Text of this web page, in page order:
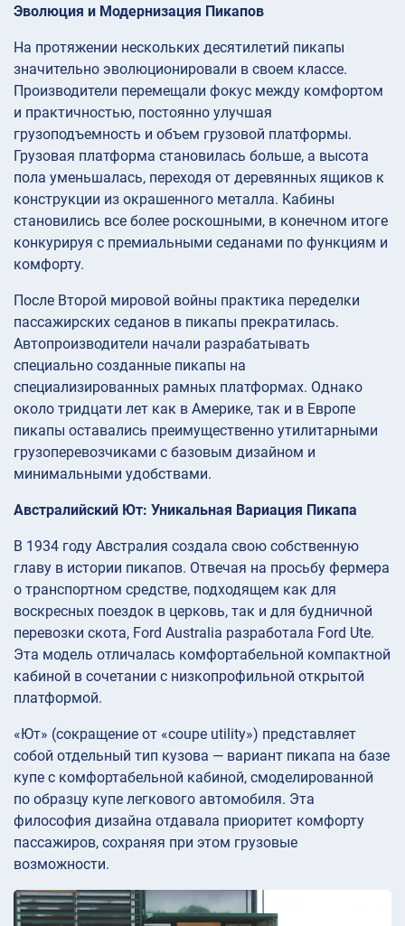
Эволюция и Модернизация Пикапов
На протяжении нескольких десятилетий пикапы
значительно эволюционировали в своем классе.
Производители перемещали фокус между комфортом
и практичностью, постоянно улучшая
грузоподъемность и объем грузовой платформы.
Грузовая платформа становилась больше, а высота
пола уменьшалась, переходя от деревянных ящиков к
конструкции из окрашенного металла. Кабины
становились все более роскошными, в конечном итоге
конкурируя с премиальными седанами по функциям и
комфорту.
После Второй мировой войны практика переделки
пассажирских седанов в пикапы прекратилась.
Автопроизводители начали разрабатывать
специально созданные пикапы на
специализированных рамных платформах. Однако
около тридцати лет как в Америке, так и в Европе
пикапы оставались преимущественно утилитарными
грузоперевозчиками с базовым дизайном и
минимальными удобствами.
Австралийский Ют: Уникальная Вариация Пикапа
В 1934 году Австралия создала свою собственную
главу в истории пикапов. Отвечая на просьбу фермера
о транспортном средстве, подходящем как для
воскресных поездок в церковь, так и для будничной
перевозки скота, Ford Australia разработала Ford Ute.
Эта модель отличалась комфортабельной компактной
кабиной в сочетании с низкопрофильной открытой
платформой.
«Ют» (сокращение от «coupe utility») представляет
собой отдельный тип кузова — вариант пикапа на базе
купе с комфортабельной кабиной, смоделированной
по образцу купе легкового автомобиля. Эта
философия дизайна отдавала приоритет комфорту
пассажиров, сохраняя при этом грузовые
возможности.